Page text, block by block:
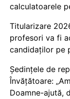
calculatoarele
Titularizare
profesori va fi
candidaților pe
Ședințele de
Învățătoare:
Doamne-ajută,